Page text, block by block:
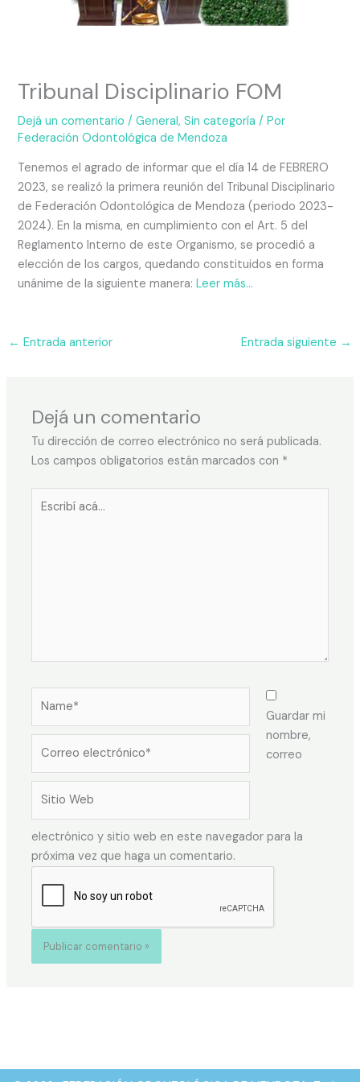
Tribunal Disciplinario FOM
Dejá un comentario /General,Sin categoría / Por
Federación Odontológica de Mendoza
Tenemos el agrado de informar que el día 14 de FEBRERO
2023, se realizó la primera reunión del Tribunal Disciplinario
de Federación Odontológica de Mendoza (periodo 2023-
2024). En la misma, en cumplimiento con el Art. 5 del
Reglamento Interno de este Organismo, se procedió a
elección de los cargos, quedando constituidos en forma
unánime de la siguiente manera:Leer más…
← Entrada anterior Entrada siguiente →
Dejá un comentario
Tu dirección de correo electrónico no será publicada.
Los campos obligatorios están marcados con *
electrónico*
Web
Guardar mi
nombre,
correo
electrónico y sitio web en este navegador para la
próxima vez que haga un comentario.